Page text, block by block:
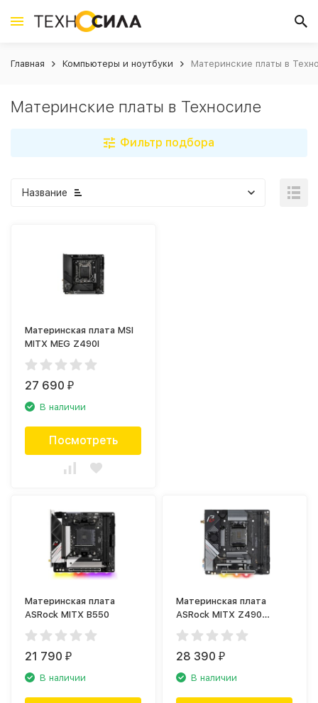
Главная Компьютеры и ноутбуки Материнские платы в
Материнские платы в Техносиле
Фильтр подбора
Название
Материнская плата MSI
MITX MEG Z490I
27 690₽
В наличии
Посмотреть
Материнская плата
ASRock MITX B550
21 790₽
В наличии
Материнская плата
ASRock MITX Z490
PHANTOM GAMING-
ITX/TB3
28 390₽
В наличии